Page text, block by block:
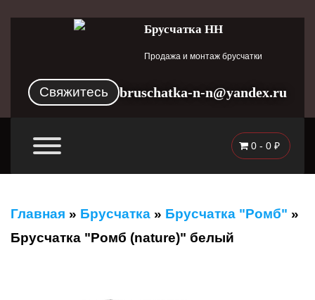
Брусчатка НН
Продажа и монтаж брусчатки
Свяжитесь bruschatka-n-n@yandex.ru
0 - 0 ₽
Главная » Брусчатка » Брусчатка "Ромб" »
Брусчатка "Ромб (nature)" белый